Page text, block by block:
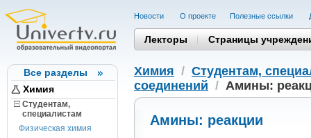
Все разделы
Химия
Студентам,
cпециалистам
Физическая химия
Новости О проекте Полезные cсылки
Лекторы Страницы
Химия / Студентам,
соединений / Амины:
Амины: реакции